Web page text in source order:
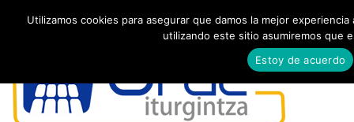
Utilizamos cookies para asegurar que damos la mejor
utilizando este sitio asumiremos que
Estoy de acuerdo